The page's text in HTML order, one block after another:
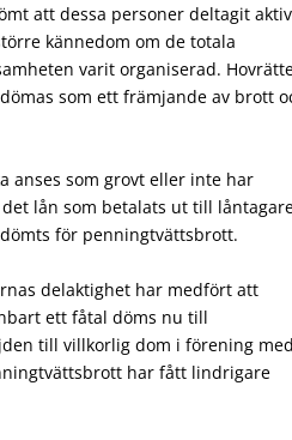
att dessa personer deltagit
kännedom om de totala
varit organiserad.
som ett främjande av brott
anses som grovt eller inte har
lån som betalats ut till
för penningtvättsbrott.
delaktighet har medfört att
ett fåtal döms nu till
till villkorlig dom i förening med
har fått lindrigare